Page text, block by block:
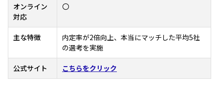
オンライン
対応
〇
主な特徴
内定率が2倍向上、本当にマッチした平均5社
の選考を実施
公式サイト こちらをクリック